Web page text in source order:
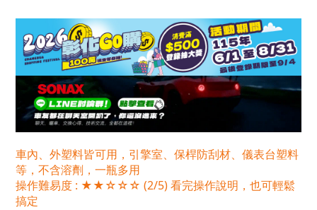
車內、外塑料皆可用，引擎室、保桿防刮材、儀表台塑料
等，不含溶劑，一瓶多用
操作難易度 : ★★☆☆☆ (2/5) 看完操作說明，也可輕鬆
搞定